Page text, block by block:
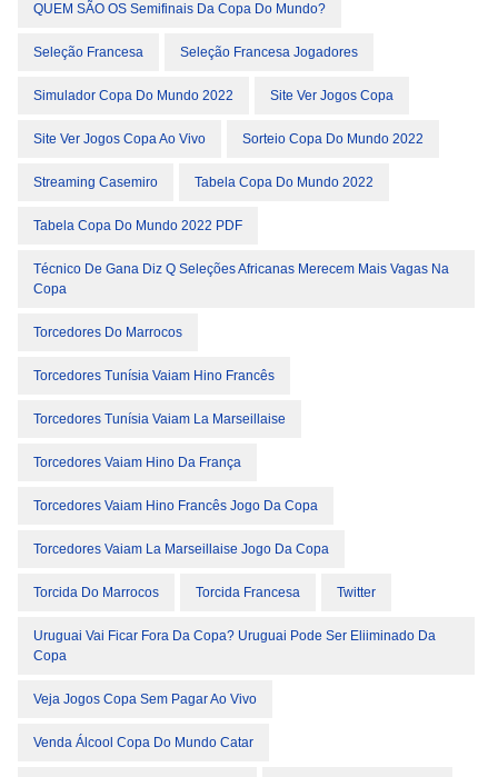
QUEM SÃO OS Semifinais Da Copa Do Mundo?
Seleção Francesa Seleção Francesa Jogadores
Simulador Copa Do Mundo 2022 Site Ver Jogos Copa
Site Ver Jogos Copa Ao Vivo Sorteio Copa Do Mundo 2022
Streaming Casemiro Tabela Copa Do Mundo 2022
Tabela Copa Do Mundo 2022 PDF
Técnico De Gana Diz Q Seleções Africanas Merecem Mais Vagas Na
Copa
Torcedores Do Marrocos
Torcedores Tunísia Vaiam Hino Francês
Torcedores Tunísia Vaiam La Marseillaise
Torcedores Vaiam Hino Da França
Torcedores Vaiam Hino Francês Jogo Da Copa
Torcedores Vaiam La Marseillaise Jogo Da Copa
Torcida Do Marrocos Torcida Francesa Twitter
Uruguai Vai Ficar Fora Da Copa? Uruguai Pode Ser Eliiminado Da
Copa
Veja Jogos Copa Sem Pagar Ao Vivo
Venda Álcool Copa Do Mundo Catar